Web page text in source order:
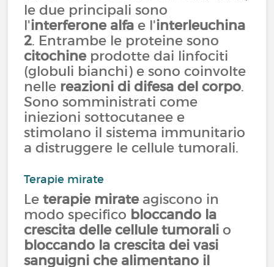
le due principali sono
l'interferone alfa e l'interleuchina
2. Entrambe le proteine sono
citochine prodotte dai linfociti
(globuli bianchi) e sono coinvolte
nelle reazioni di difesa del corpo.
Sono somministrati come
iniezioni sottocutanee e
stimolano il sistema immunitario
a distruggere le cellule tumorali.
Terapie mirate
Leterapie mirate agiscono in
modo specifico bloccando la
crescita delle cellule tumorali o
bloccando la crescita dei vasi
sanguigni che alimentano il